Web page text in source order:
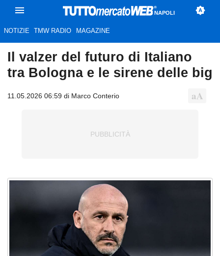
NAPOLI
NOTIZIE TMW RADIO MAGAZINE
Il valzer del futuro di Italiano
tra Bologna e le sirene delle big
11.05.2026 06:59 di Marco Conterio